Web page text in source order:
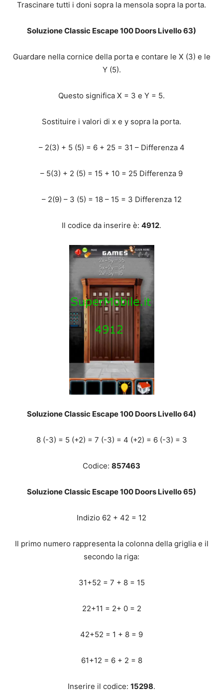
Trascinare tutti i doni sopra la mensola sopra la porta.
Soluzione Classic Escape 100 Doors Livello 63)
Guardare nella cornice della porta e contare le X (3) e le
Y (5).
Questo significa X = 3 e Y = 5.
Sostituire i valori di x e y sopra la porta.
– 2(3) + 5 (5) = 6 + 25 = 31 – Differenza 4
– 5(3) + 2 (5) = 15 + 10 = 25 Differenza 9
– 2(9) – 3 (5) = 18 – 15 = 3 Differenza 12
Il codice da inserire è: 4912.
Soluzione Classic Escape 100 Doors Livello 64)
8 (-3) = 5 (+2) = 7 (-3) = 4 (+2) = 6 (-3) = 3
Codice: 857463
Soluzione Classic Escape 100 Doors Livello 65)
Indizio 62 + 42 = 12
Il primo numero rappresenta la colonna della griglia e il
secondo la riga:
31+52 = 7 + 8 = 15
22+11 = 2+ 0 = 2
42+52 = 1 + 8 = 9
61+12 = 6 + 2 = 8
Inserire il codice: 15298.